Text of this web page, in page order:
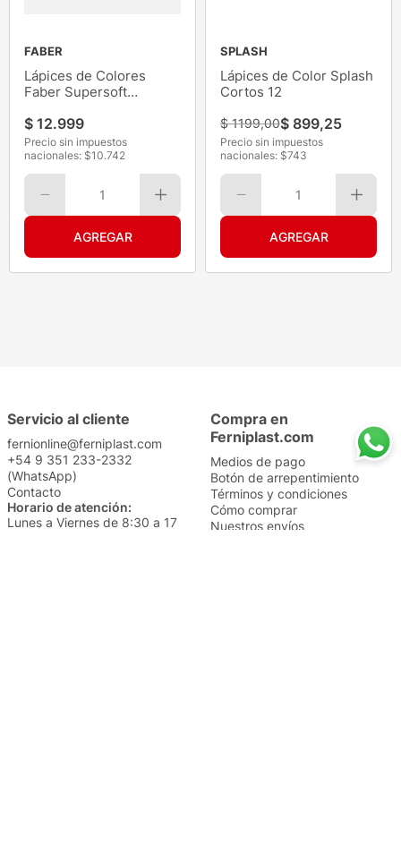
FABER
Lápices de Colores
Faber Supersoft
$ 12.999
Precio sin impuestos
nacionales: $10.742
1
SPLASH
Lápices de Color Splash
Cortos 12
$ 1199,00$ 899,25
Precio sin impuestos
nacionales: $743
1
Servicio al cliente
fernionline@ferniplast.com
+54 9 351 233-2332
(WhatsApp)
Contacto
Horario de atención:
Lunes a Viernes de 8:30 a 17
Compra en
Ferniplast.com
Medios de pago
Botón de arrepentimiento
Términos y condiciones
Cómo comprar
Nuestros envíos